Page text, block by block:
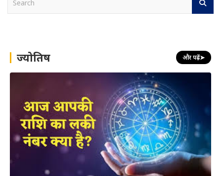
h ज्योतिष और पढ़ें➤